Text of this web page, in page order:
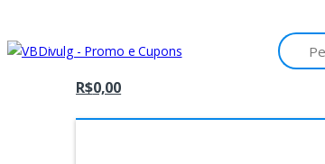
to
navigation
to
content
Search
for:
R$0,00